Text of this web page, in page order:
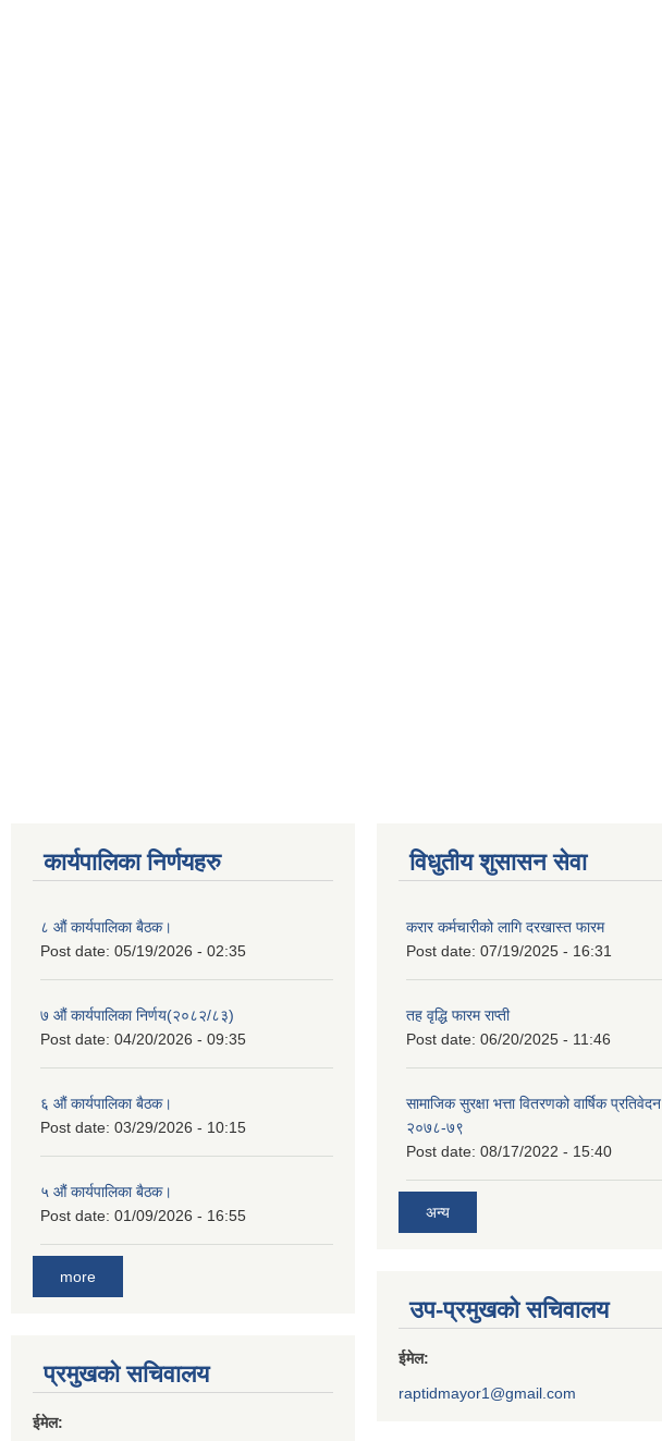
कार्यपालिका निर्णयहरु
८ औं कार्यपालिका बैठक।
Post date: 05/19/2026 - 02:35
७ औं कार्यपालिका निर्णय(२०८२/८३)
Post date: 04/20/2026 - 09:35
६ औं कार्यपालिका बैठक।
Post date: 03/29/2026 - 10:15
५ औं कार्यपालिका बैठक।
Post date: 01/09/2026 - 16:55
more
प्रमुखको सचिवालय
ईमेल:
विधुतीय शुसासन सेवा
करार कर्मचारीको लागि दरखास्त फारम
Post date: 07/19/2025 - 16:31
तह वृद्धि फारम राप्ती
Post date: 06/20/2025 - 11:46
सामाजिक सुरक्षा भत्ता वितरणको वार्षिक प्रतिवेदन
२०७८-७९
Post date: 08/17/2022 - 15:40
अन्य
उप-प्रमुखको सचिवालय
ईमेल:
raptidmayor1@gmail.com